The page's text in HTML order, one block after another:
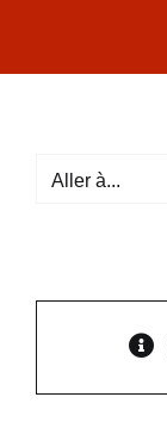
contenu
Aller à...